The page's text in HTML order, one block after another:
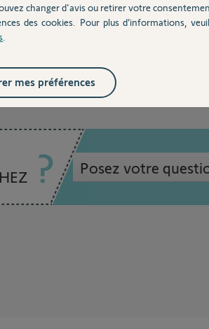
Posez votre
changer d'avis ou retirer votre
des cookies. Pour plus d’informations,
mes préférences